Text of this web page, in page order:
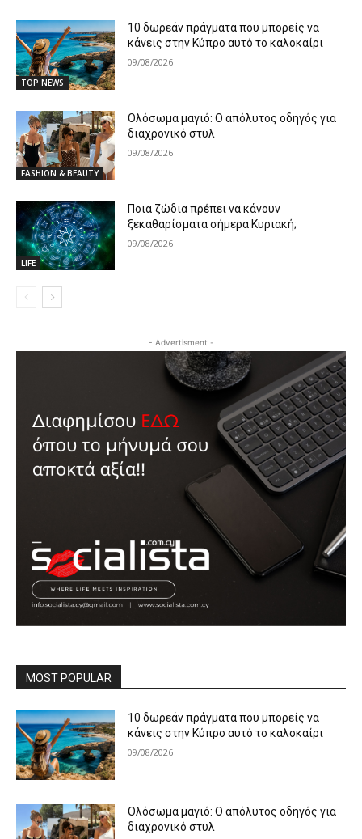
TOP NEWS
10 δωρεάν πράγματα που μπορείς να
κάνεις στην Κύπρο αυτό το καλοκαίρι
09/08/2026
FASHION & BEAUTY
Ολόσωμα μαγιό: Ο απόλυτος οδηγός για
διαχρονικό στυλ
09/08/2026
LIFE
Ποια ζώδια πρέπει να κάνουν
ξεκαθαρίσματα σήμερα Κυριακή;
09/08/2026
- Advertisment -
MOST POPULAR
10 δωρεάν πράγματα που μπορείς να
κάνεις στην Κύπρο αυτό το καλοκαίρι
09/08/2026
Ολόσωμα μαγιό: Ο απόλυτος οδηγός για
διαχρονικό στυλ